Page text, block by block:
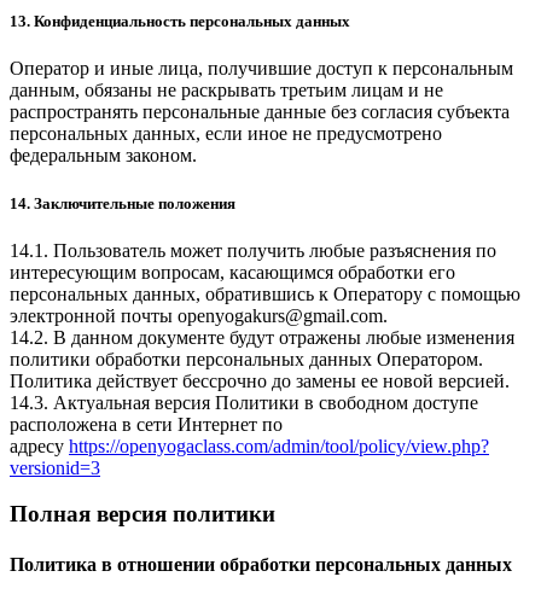
13. Конфиденциальность персональных данных
Оператор и иные лица, получившие доступ к персональным
данным, обязаны не раскрывать третьим лицам и не
распространять персональные данные без согласия субъекта
персональных данных, если иное не предусмотрено
федеральным законом.
14. Заключительные положения
14.1. Пользователь может получить любые разъяснения по
интересующим вопросам, касающимся обработки его
персональных данных, обратившись к Оператору с помощью
электронной почты openyogakurs@gmail.com.
14.2. В данном документе будут отражены любые изменения
политики обработки персональных данных Оператором.
Политика действует бессрочно до замены ее новой версией.
14.3. Актуальная версия Политики в свободном доступе
расположена в сети Интернет по
адресу https://openyogaclass.com/admin/tool/policy/view.php?
versionid=3
Полная версия политики
Политика в отношении обработки персональных данных